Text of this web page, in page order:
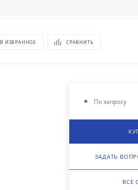
В ИЗБРАННОЕ СРАВНИТЬ
По запросу
ЗАДАТЬ
ВСЕ